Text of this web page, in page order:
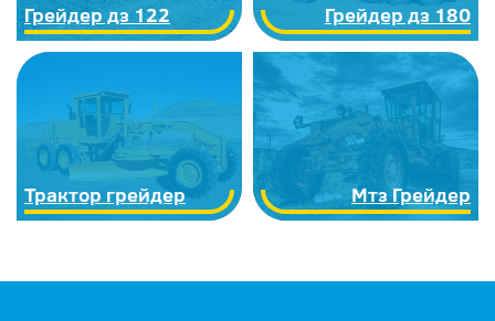
Грейдер дз 122 Грейдер дз 180
Трактор грейдер Мтз Грейдер